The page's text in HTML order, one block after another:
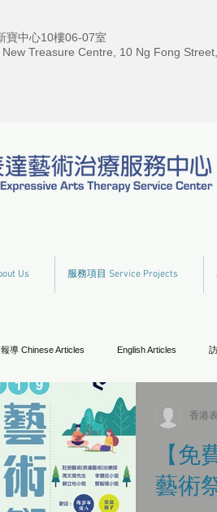
寶中心10樓06-07室
Treasure Centre, 10 Ng Fong
Us 服務項目 Service Projects
導 Chinese Articles English Articles
傳媒報導 Media Interviews 「當下即藝
同樂日 01/05 最新活動 Latest Updates
【
藝術
香港